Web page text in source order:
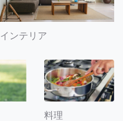
インテリア
料理